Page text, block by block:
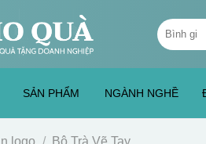
Tìm
kiếm:
SẢN PHẨM NGÀNH NGHỀ
logo / Bộ Trà Vẽ Tay